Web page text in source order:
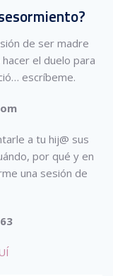
de ser madre
el duelo para
escríbeme.
a tu hij@ sus
por qué y en
una sesión de